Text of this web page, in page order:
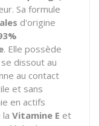
Sa formule
d'origine
. Elle possède
dissout au
au contact
et sans
en actifs
Vitamine E et